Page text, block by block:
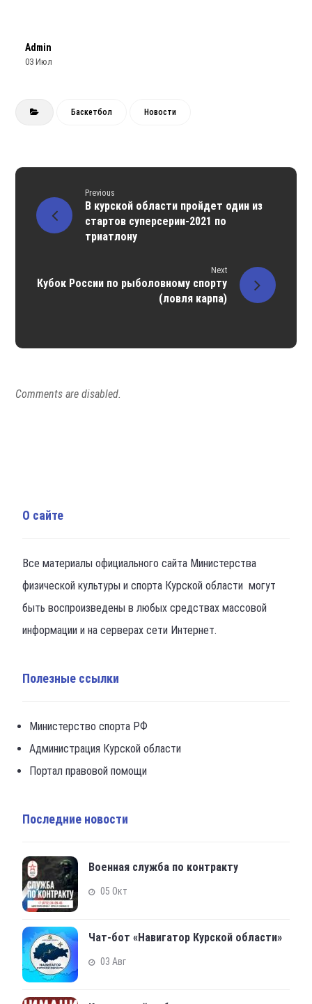
Admin
03 Июл
Баскетбол Новости
Previous
В курской области пройдет один из
стартов суперсерии-2021 по
триатлону
Next
Кубок России по рыболовному спорту
(ловля карпа)
Comments are disabled.
О сайте
Все материалы официального сайта Министерства
физической культуры и спорта Курской области могут
быть воспроизведены в любых средствах массовой
информации и на серверах сети Интернет.
Полезные ссылки
Министерство спорта РФ
Администрация Курской области
Портал правовой помощи
Последние новости
Военная служба по контракту
05 Окт
Чат-бот «Навигатор Курской области»
03 Авг